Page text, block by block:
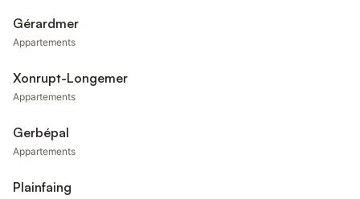
Gérardmer
Appartements
Xonrupt-Longemer
Appartements
Gerbépal
Appartements
Plainfaing